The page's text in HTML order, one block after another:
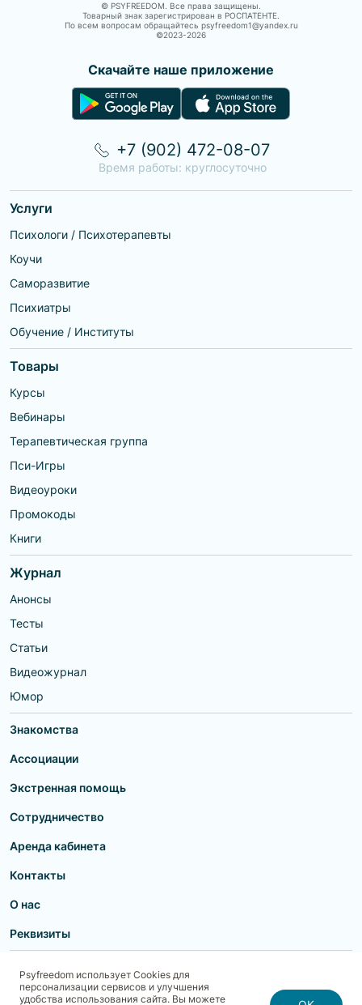
© PSYFREEDOM. Все права защищены.
Товарный знак зарегистрирован в РОСПАТЕНТЕ.
По всем вопросам обращайтесь psyfreedom1@yandex.ru
©2023-2026
Скачайте наше приложение
Услуги
Психологи / Психотерапевты
Коучи
Саморазвитие
Психиатры
Обучение / Институты
Товары
Курсы
Вебинары
Терапевтическая группа
Пси-Игры
Видеоуроки
Промокоды
Книги
Журнал
Анонсы
Тесты
Статьи
Видеожурнал
Юмор
Знакомства
Ассоциации
Экстренная помощь
Сотрудничество
Аренда кабинета
Контакты
О нас
Реквизиты
+7 (902) 472-08-07
Время работы: круглосуточно
Пользовательское соглашениеПолитика конфиденциальности
Договор-оферта для партнеров и образовательных учреждений
Договор-оферта для специалистов
Карта сайта
Согласие на обработку, хранение и передачу персональных данных
Psyfreedom использует Cookies для
персонализации сервисов и улучшения
удобства использования сайта. Вы можете